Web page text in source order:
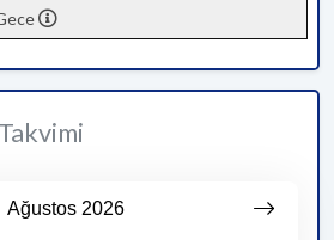
Ağustos 2026